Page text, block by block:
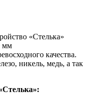
«Стелька»
мм
качества.
никель, медь, а так